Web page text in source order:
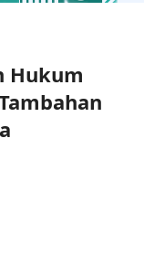
Hukum